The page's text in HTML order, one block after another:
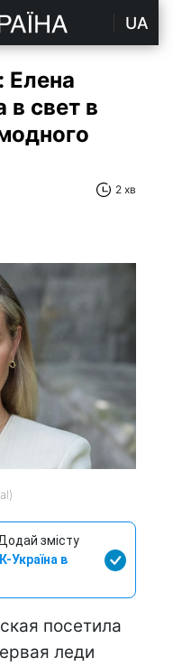
UA
Елена
свет в
2 хв
змісту
Україна в
посетила
леди